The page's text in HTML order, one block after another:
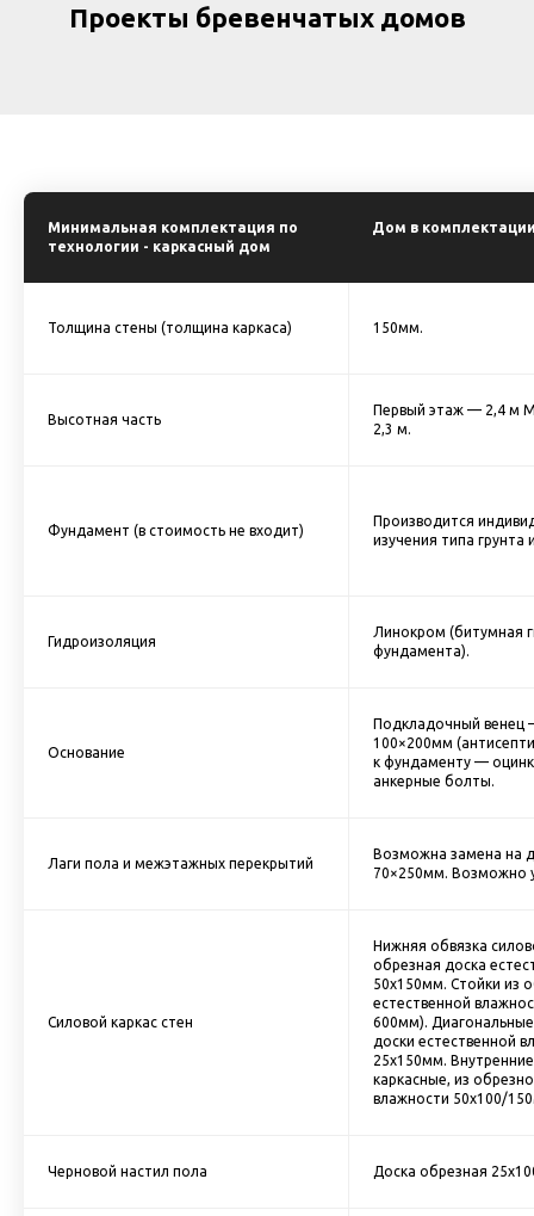
Проекты бревенчатых домов
Минимальная комплектация по
технологии - каркасный дом
Дом в
Толщина стены (толщина каркаса) 150мм.
Высотная часть
Первый этаж — 2,4 м
2,3 м.
Фундамент (в стоимость не входит)
Производится
изучения типа грунта
Гидроизоляция
Линокром (битумная
фундамента).
Основание
Подкладочный венец
100×200мм
к фундаменту —
анкерные болты.
Лаги пола и межэтажных перекрытий
Возможна замена на
70×250мм. Возможно
Силовой каркас стен
Нижняя обвязка
обрезная доска
50х150мм. Cтойки из
естественной
600мм).
доски естественной
25х150мм.
каркасные, из
влажности 50х100/
Черновой настил пола Доска обрезная